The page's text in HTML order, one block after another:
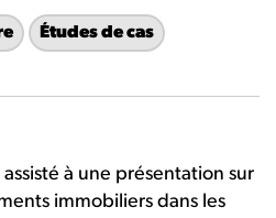
Études de cas
à une présentation sur
immobiliers dans les